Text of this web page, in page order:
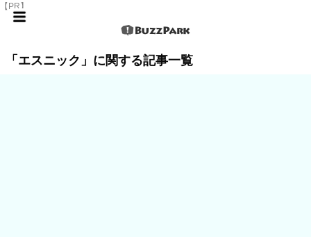
【PR】
「エスニック」に関する記事一覧